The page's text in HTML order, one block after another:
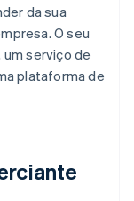
da sua
O seu
um serviço de
plataforma de